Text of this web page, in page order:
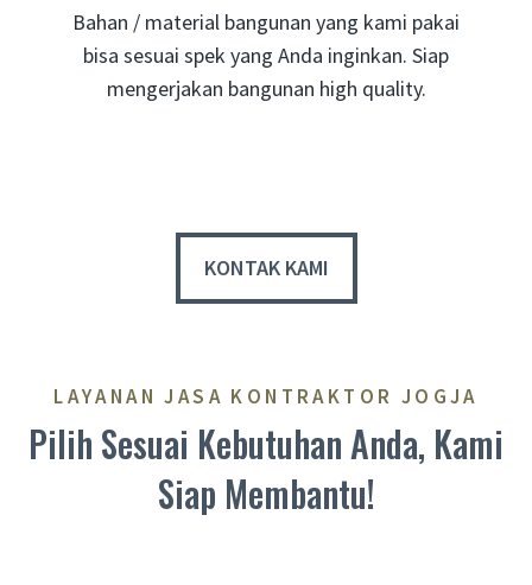
Bahan / material bangunan yang kami pakai
bisa sesuai spek yang Anda inginkan. Siap
mengerjakan bangunan high quality.
KONTAK KAMI
LAYANAN JASA KONTRAKTOR JOGJA
Pilih Sesuai Kebutuhan Anda, Kami
Siap Membantu!